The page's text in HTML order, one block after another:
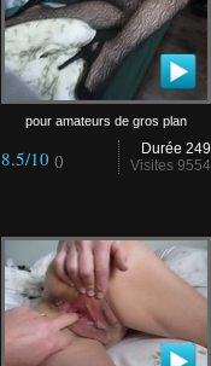
pour amateurs de gros plan
Durée 249
Visites 9554
8.5/10 ()